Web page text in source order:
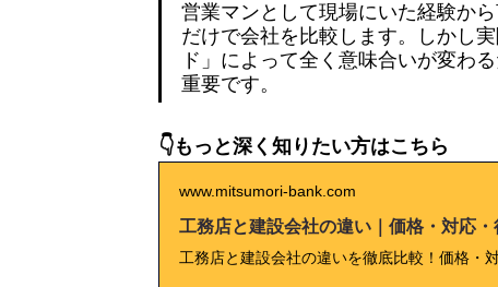
営業マンとして現場にいた経験か
だけで会社を比較します。しかし
ド」によって全く意味合いが変わ
重要です。
👇もっと深く知りたい方はこちら
www.mitsumori-bank.com
工務店と建設会社の違い｜価格・対応